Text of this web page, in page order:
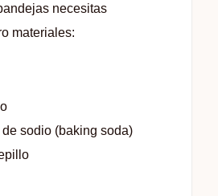
necesitas
materiales:
sodio (baking soda)